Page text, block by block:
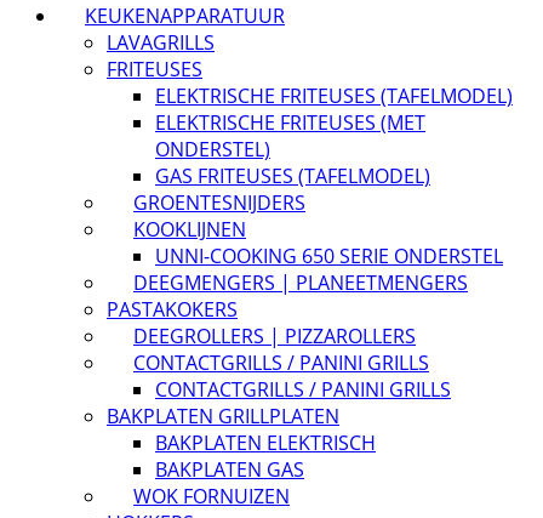
KEUKENAPPARATUUR
LAVAGRILLS
FRITEUSES
ELEKTRISCHE FRITEUSES (TAFELMODEL)
ELEKTRISCHE FRITEUSES (MET
ONDERSTEL)
GAS FRITEUSES (TAFELMODEL)
GROENTESNIJDERS
KOOKLIJNEN
UNNI-COOKING 650 SERIE ONDERSTEL
DEEGMENGERS | PLANEETMENGERS
PASTAKOKERS
DEEGROLLERS | PIZZAROLLERS
CONTACTGRILLS / PANINI GRILLS
CONTACTGRILLS / PANINI GRILLS
BAKPLATEN GRILLPLATEN
BAKPLATEN ELEKTRISCH
BAKPLATEN GAS
WOK FORNUIZEN